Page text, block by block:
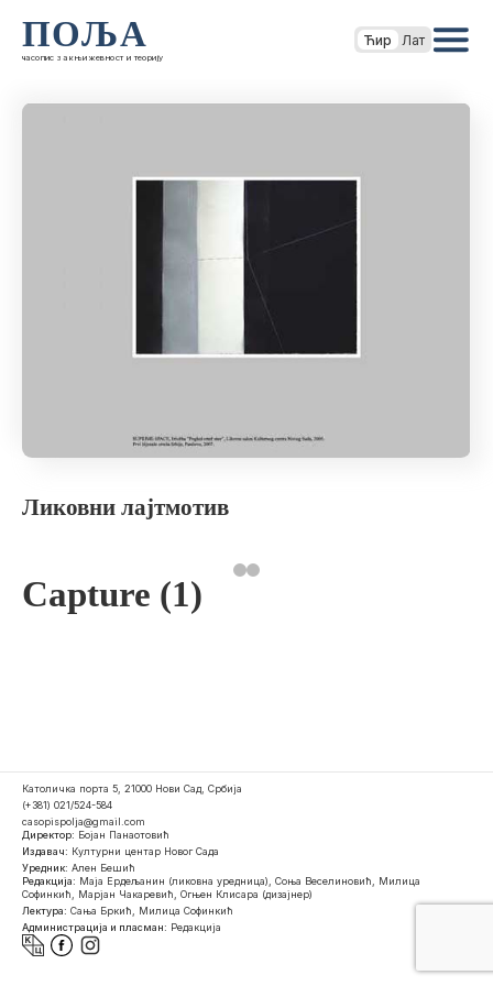
ПОЉА
часопис за књижевност и теорију
Ћир Лат
Ликовни лајтмотив
Capture (1)
Католичка порта 5, 21000 Нови Сад, Србија
(+381) 021/524-584
casopispolja@gmail.com
Директор: Бојан Панаотовић
Издавач: Културни центар Новог Сада
Уредник: Ален Бешић
Редакција: Маја Ердељанин (ликовна уредница), Соња Веселиновић, Милица
Софинкић, Марјан Чакаревић, Огњен Клисара (дизајнер)
Лектура: Сања Бркић, Милица Софинкић
Администрација и пласман: Редакција